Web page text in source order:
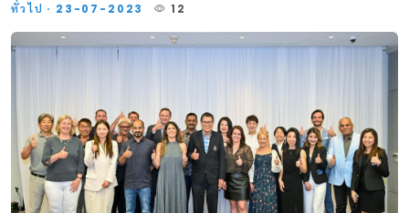
ทั่วไป · 23-07-2023 12